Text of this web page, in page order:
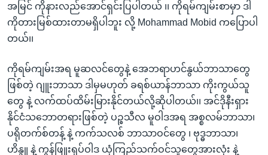
အမြင် ကိုနားလည်အောင်ရှင်းပြပါတယ် ၊၊ ကိုရမ်ကျမ်းစာမှာ ဒါ
ကိုတားမြစ်ထားတာမရှိပါဘူး လို့ Mohammad Mobid ကပြောပါ
တယ်၊၊
ကိုရမ်ကျမ်းအရ မူဆလင်တွေနဲ့ အေဘရာဟင်နွယ်ဘာသာတွေ
ဖြစ်တဲ့ ဂျူးဘာသာ ဒါမှမဟုတ် ခရစ်ယာန်ဘာသာ ကိုးကွယ်သူ
တွေ နဲ့ လက်ထပ်ထိမ်းမြားနိုင်တယ်လို့ဆိုပါတယ်၊၊ အင်ဒိုနီးရှား
နိုင်ငံသဘောတရားဖြစ်တဲ့ ပဉ္စသီလ မူဝါဒအရ အစ္စလမ်ဘာသာ၊
ပရိုတက်စ်တန့် နဲ့ ကက်သလစ် ဘာသာဝင်တွေ ၊ ဗုဒ္ဓဘာသာ၊
ဟိန္ဒူ နဲ့ ကွန်ဖြူးရှပ်ဝါဒ ယုံကြည်သက်ဝင်သူတွေအားလုံး နဲ့